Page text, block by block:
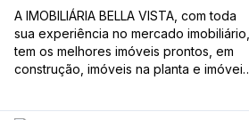
A IMOBILIÁRIA BELLA VISTA, com toda
sua experiência no mercado imobiliário,
tem os melhores imóveis prontos, em
construção, imóveis na planta e imóveis